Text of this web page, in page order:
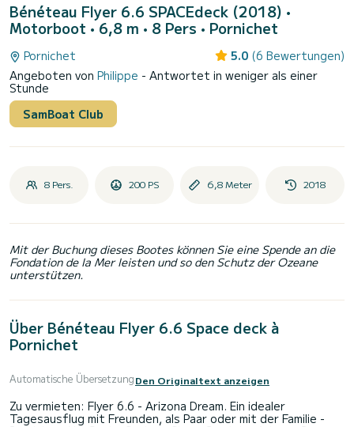
Bénéteau Flyer 6.6 SPACEdeck (2018) •
Motorboot • 6,8 m • 8 Pers • Pornichet
Pornichet 5.0 (6 Bewertungen)
Angeboten von Philippe - Antwortet in weniger als einer
Stunde
SamBoat Club
8 Pers. 200 PS 6,8 Meter 2018
Mit der Buchung dieses Bootes können Sie eine Spende an die
Fondation de la Mer leisten und so den Schutz der Ozeane
unterstützen.
Über Bénéteau Flyer 6.6 Space deck à
Pornichet
Automatische ÜbersetzungDen Originaltext anzeigen
Zu vermieten: Flyer 6.6 - Arizona Dream. Ein idealer
Tagesausflug mit Freunden, als Paar oder mit der Familie -